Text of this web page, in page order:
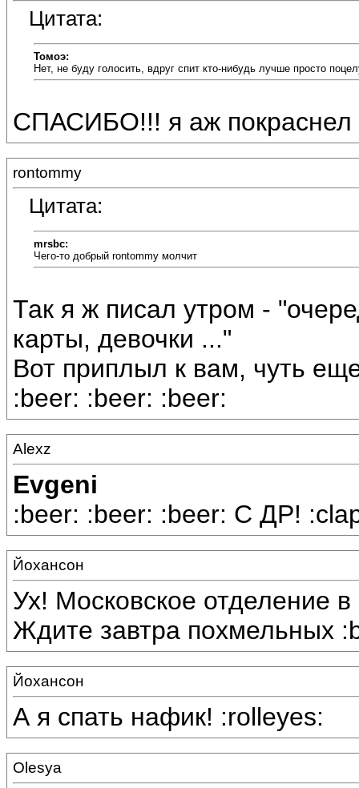
Цитата:
Томоэ:
Нет, не буду голосить, вдруг спит кто-нибудь лучше просто
СПАСИБО!!! я аж покраснел
rontommy
Цитата:
mrsbc:
Чего-то добрый rontommy молчит
Так я ж писал утром -
карты, девочки ..."
Вот приплыл к вам, чуть
:beer: :beer: :beer:
Alexz
Evgeni
:beer: :beer: :beer: С ДР!
Йохансон
Ух! Московское отделение
Ждите завтра похмельных
Йохансон
А я спать нафик! :rolleyes:
Olesya